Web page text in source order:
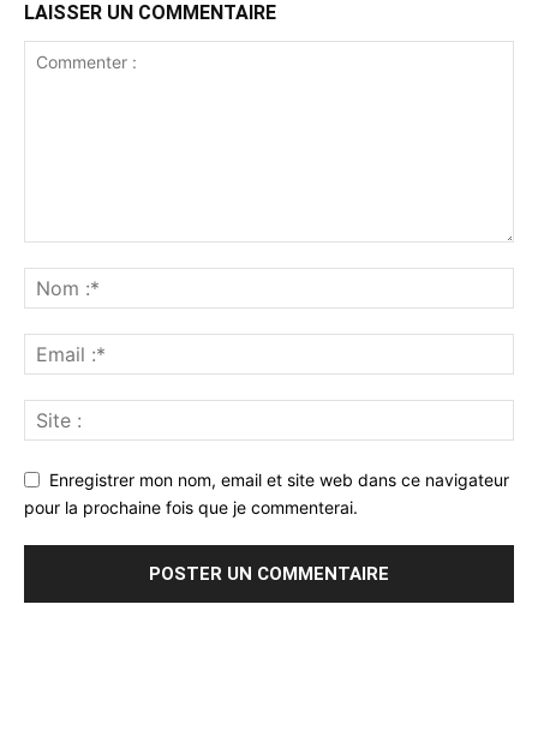
LAISSER UN COMMENTAIRE
Enregistrer mon nom, email et site web dans ce navigateur
pour la prochaine fois que je commenterai.